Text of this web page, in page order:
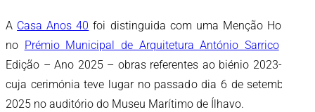
A Casa Anos 40 foi distinguida com uma Menção Honrosa
no Prémio Municipal de Arquitetura António Sarrico– 2ª
Edição – Ano 2025 – obras referentes ao biénio 2023-2024,
cuja cerimónia teve lugar no passado dia 6 de setembro de
2025 no auditório do Museu Marítimo de Ílhavo.